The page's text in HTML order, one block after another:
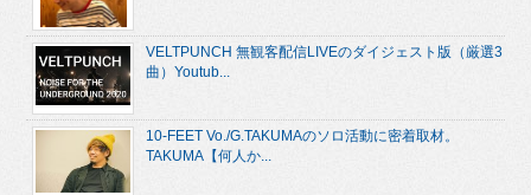
VELTPUNCH 無観客配信LIVEのダイジェスト版（厳選3
曲）Youtub...
10-FEET Vo./G.TAKUMAのソロ活動に密着取材。
TAKUMA【何人か...